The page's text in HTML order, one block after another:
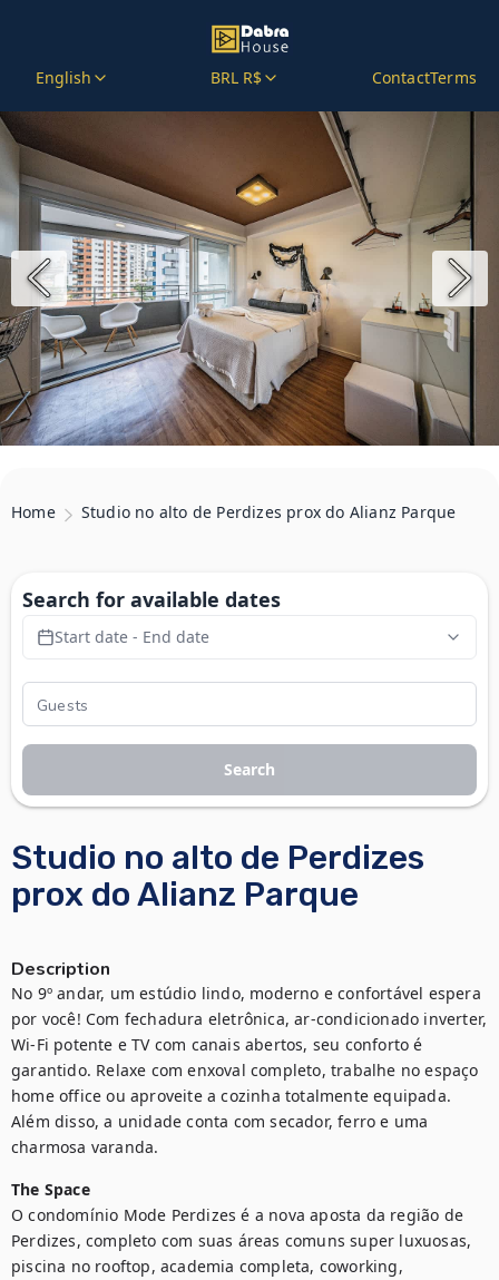
English BRL R$ ContactTerms
Home Studio no alto de Perdizes prox do Alianz Parque
Studio no alto de Perdizes
prox do Alianz Parque
Description
No 9º andar, um estúdio lindo, moderno e confortável espera
por você! Com fechadura eletrônica, ar-condicionado inverter,
Wi-Fi potente e TV com canais abertos, seu conforto é
garantido. Relaxe com enxoval completo, trabalhe no espaço
home office ou aproveite a cozinha totalmente equipada.
Além disso, a unidade conta com secador, ferro e uma
charmosa varanda.
The Space
O condomínio Mode Perdizes é a nova aposta da região de
Perdizes, completo com suas áreas comuns super luxuosas,
piscina no rooftop, academia completa, coworking,
Search for available dates
Start date - End date
Search